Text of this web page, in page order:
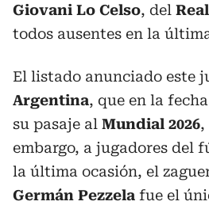
Giovani Lo Celso, del
todos ausentes en la
El listado anunciado este
Argentina, que en la
su pasaje al Mundial 2026,
embargo, a jugadores del
la última ocasión, el
Germán Pezzela fue el